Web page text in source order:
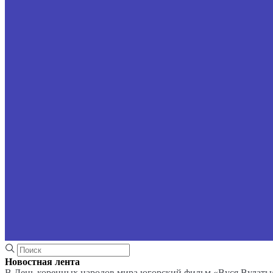
Новостная лента